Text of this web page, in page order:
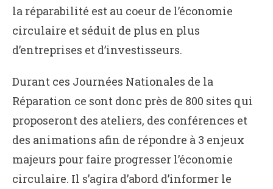
la réparabilité est au coeur de l’économie
circulaire et séduit de plus en plus
d’entreprises et d’investisseurs.
Durant ces Journées Nationales de la
Réparation ce sont donc près de 800 sites qui
proposeront des ateliers, des conférences et
des animations afin de répondre à 3 enjeux
majeurs pour faire progresser l’économie
circulaire. Il s’agira d’abord d’informer le